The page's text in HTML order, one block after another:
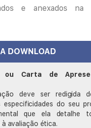
e anexados na
DOWNLOAD
ou Carta de
deve ser redigida
especificidades do seu
que ela detalhe
avaliação ética.